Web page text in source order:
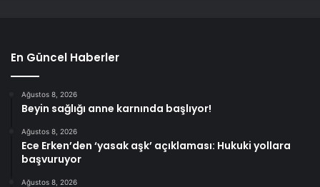
En Güncel Haberler
Ağustos 8, 2026
Beyin sağlığı anne karnında başlıyor!
Ağustos 8, 2026
Ece Erken’den ‘yasak aşk’ açıklaması: Hukuki yollara
başvuruyor
Ağustos 8, 2026